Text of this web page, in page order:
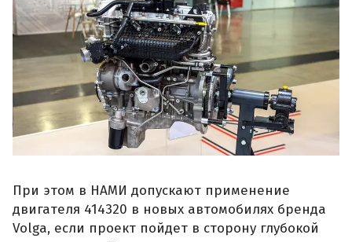
При этом в НАМИ допускают применение
двигателя 414320 в новых автомобилях бренда
Volga, если проект пойдет в сторону глубокой